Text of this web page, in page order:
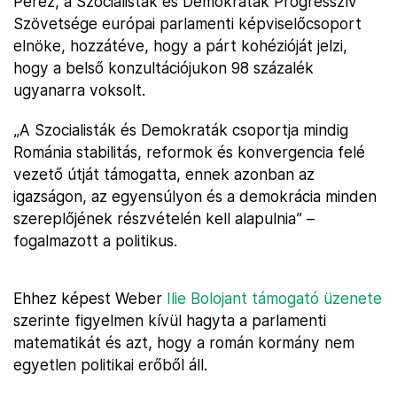
Szövetsége európai parlamenti képviselőcsoport
elnöke, hozzátéve, hogy a párt kohézióját jelzi,
hogy a belső konzultációjukon 98 százalék
ugyanarra voksolt.
„A Szocialisták és Demokraták csoportja mindig
Románia stabilitás, reformok és konvergencia felé
vezető útját támogatta, ennek azonban az
igazságon, az egyensúlyon és a demokrácia minden
szereplőjének részvételén kell alapulnia” –
fogalmazott a politikus.
Ehhez képest Weber Ilie Bolojant támogató üzenete
szerinte figyelmen kívül hagyta a parlamenti
matematikát és azt, hogy a román kormány nem
egyetlen politikai erőből áll.